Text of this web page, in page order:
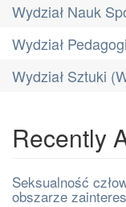
Wydział Nauk
Wydział
Wydział Sztuki
Recently
Seksualność
obszarze